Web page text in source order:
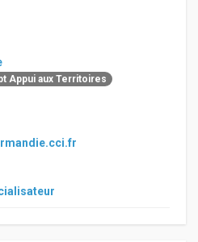
Appui aux Territoires